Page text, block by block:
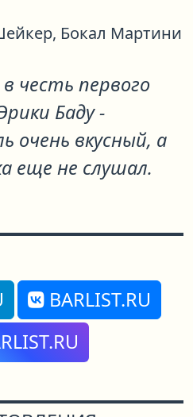
Бокал Мартини
честь первого
Баду -
очень вкусный, а
еще не слушал.
BARLIST.RU